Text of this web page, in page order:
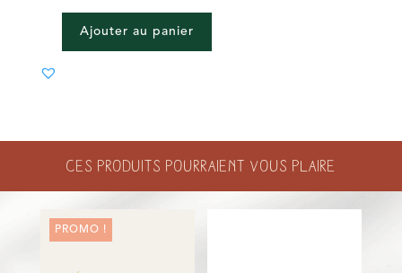
QUANTITÉ
CHAINE
-
CHAMPAGNE
Ajouter au panier
Ces produits pourraient vous plaire
PROMO !